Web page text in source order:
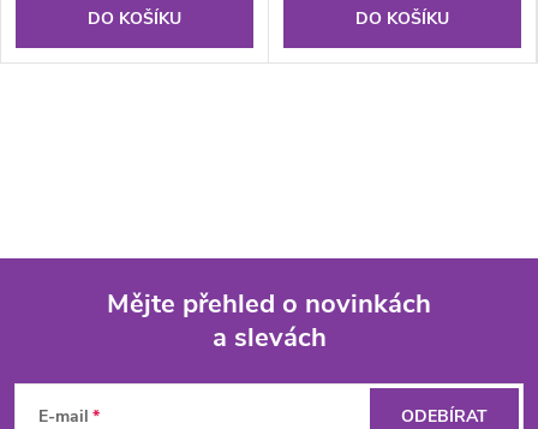
DO KOŠÍKU DO KOŠÍKU
Mějte přehled o novinkách
a slevách
E-mail ODEBÍRAT